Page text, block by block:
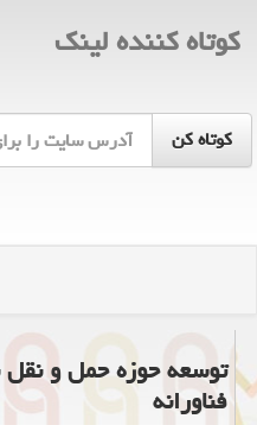
كوتاه كننده لینك
توسعه حوزه حمل و نقل
فناورانه